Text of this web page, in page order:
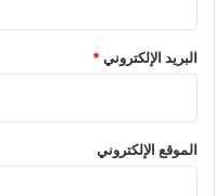
البريد الإلكتروني*
الموقع الإلكتروني